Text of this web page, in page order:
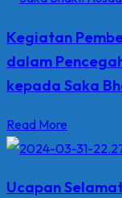
Kegiatan
dalam
kepada Saka
Read More
Ucapan